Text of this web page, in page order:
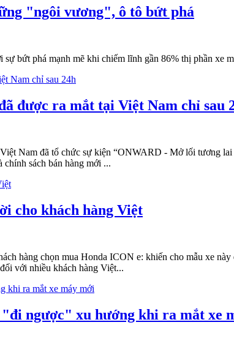
"ngôi vương", ô tô bứt phá
bứt phá mạnh mẽ khi chiếm lĩnh gần 86% thị phần xe
được ra mắt tại Việt Nam chỉ sau
Nam đã tổ chức sự kiện “ONWARD - Mở lối tương
sách bán hàng mới ...
cho khách hàng Việt
hàng chọn mua Honda ICON e: khiến cho mẫu xe
với nhiều khách hàng Việt...
"đi ngược" xu hướng khi ra mắt xe